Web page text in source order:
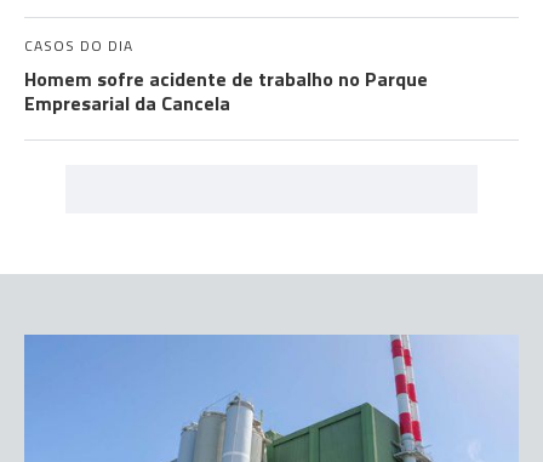
CASOS DO DIA
Homem sofre acidente de trabalho no Parque
Empresarial da Cancela